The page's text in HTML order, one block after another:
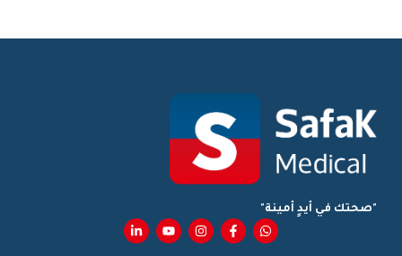
"صحتك في أيدٍ أمينة"